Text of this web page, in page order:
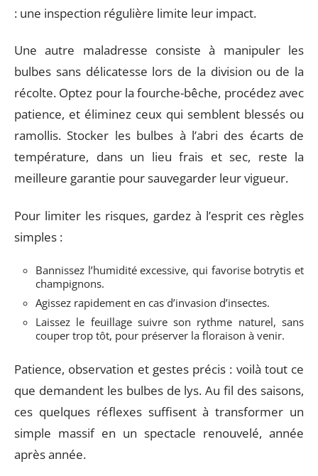
: une inspection régulière limite leur impact.
Une autre maladresse consiste à manipuler les
bulbes sans délicatesse lors de la division ou de la
récolte. Optez pour la fourche-bêche, procédez avec
patience, et éliminez ceux qui semblent blessés ou
ramollis. Stocker les bulbes à l’abri des écarts de
température, dans un lieu frais et sec, reste la
meilleure garantie pour sauvegarder leur vigueur.
Pour limiter les risques, gardez à l’esprit ces règles
simples :
Bannissez l’humidité excessive, qui favorise botrytis et
champignons.
Agissez rapidement en cas d’invasion d’insectes.
Laissez le feuillage suivre son rythme naturel, sans
couper trop tôt, pour préserver la floraison à venir.
Patience, observation et gestes précis : voilà tout ce
que demandent les bulbes de lys. Au fil des saisons,
ces quelques réflexes suffisent à transformer un
simple massif en un spectacle renouvelé, année
après année.